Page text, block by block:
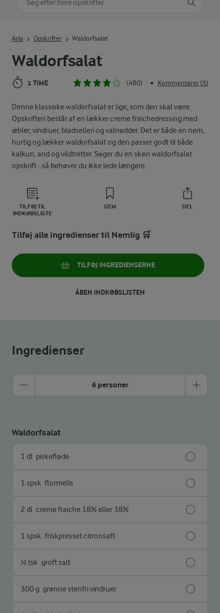
Waldorfsalat
1 TIME (480) • Kommentarer (5)
Denne klassiske waldorfsalat er lige, som den skal være.
Opskriften består af en lækker creme fraichedressing med
æbler, vindruer, bladselleri og valnødder. Det er både en nem,
hurtig og lækker waldorfsalat og den passer godt til både
kalkun, and og vildtretter. Søger du en skøn waldorfsalat
opskrift - så behøver du ikke lede længere.
TILFØJ TIL
INDKØBSLISTE
GEM DEL
Arla Opskrifter Waldorfsalat
Tilføj alle ingredienser til Nemlig 🛒
TILFØJ INGREDIENSERNE
ÅBEN INDKØBSLISTEN
Ingredienser
6 personer
Waldorfsalat
1 dl piskefløde
1 spsk flormelis
2 dl creme fraiche 18% eller 38%
1 spsk friskpresset citronsaft
½ tsk groft salt
300 g grønne stenfri vindruer